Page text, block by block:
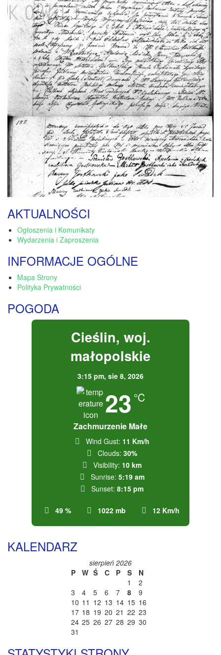
AKTUALNOŚCI
Ogłoszenia i Komunikaty
Wydarzenia i Zaproszenia
INFORMACJE OGÓLNE
Mapa Strony
Polityka Prywatności
POGODA
Cieślin, woj.
małopolskie
3:15 pm, sie 8, 2026
23 °C
Zachmurzenie Małe
49 % 1022 mb 12 Km/h
Wind Gust: 11 Km/h
Clouds: 30%
Visibility: 10 km
Sunrise: 5:19 am
Sunset: 8:15 pm
KALENDARZ
sierpień 2026
P
W Ś C P S
N
1
2
3
4 5 6 7 8
9
10 11 12 13 14 15 16
17 18 19 20 21 22 23
24 25 26 27 28 29 30
31